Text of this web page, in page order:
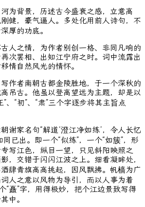
背景，历述古今盛衰之感，立意高
健，豪气逼人。多处化用前人诗句，不
厚的功底。
之情，为作者别创一格、非同凡响的
次罢相、出知江宁府之时。词中流露出
情自然风光的情怀。
者南朝古都金陵胜地，于一个深秋的
吊古。他虽以登高望远为主题，却是以
、“初”、“肃”三个字逐步将其主旨点
家名句“解道‘澄江净如练’，令人长忆
已出。即一个“似练”，一个“如簇”，形
写江色，纵目一望，只见斜阳映照之
，交错于闪闪江波之上。细看凝眸处，
肆青旗高高挑起，因风飘拂。帆樯为广
人之意以风物为导引，而以人事为着
“矗”字，用得极妙，把个江边景致写得
中。